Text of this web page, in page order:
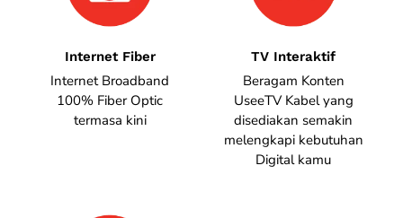
Internet Fiber
Internet Broadband
100% Fiber Optic
termasa kini
TV Interaktif
Beragam Konten
UseeTV Kabel yang
disediakan semakin
melengkapi kebutuhan
Digital kamu